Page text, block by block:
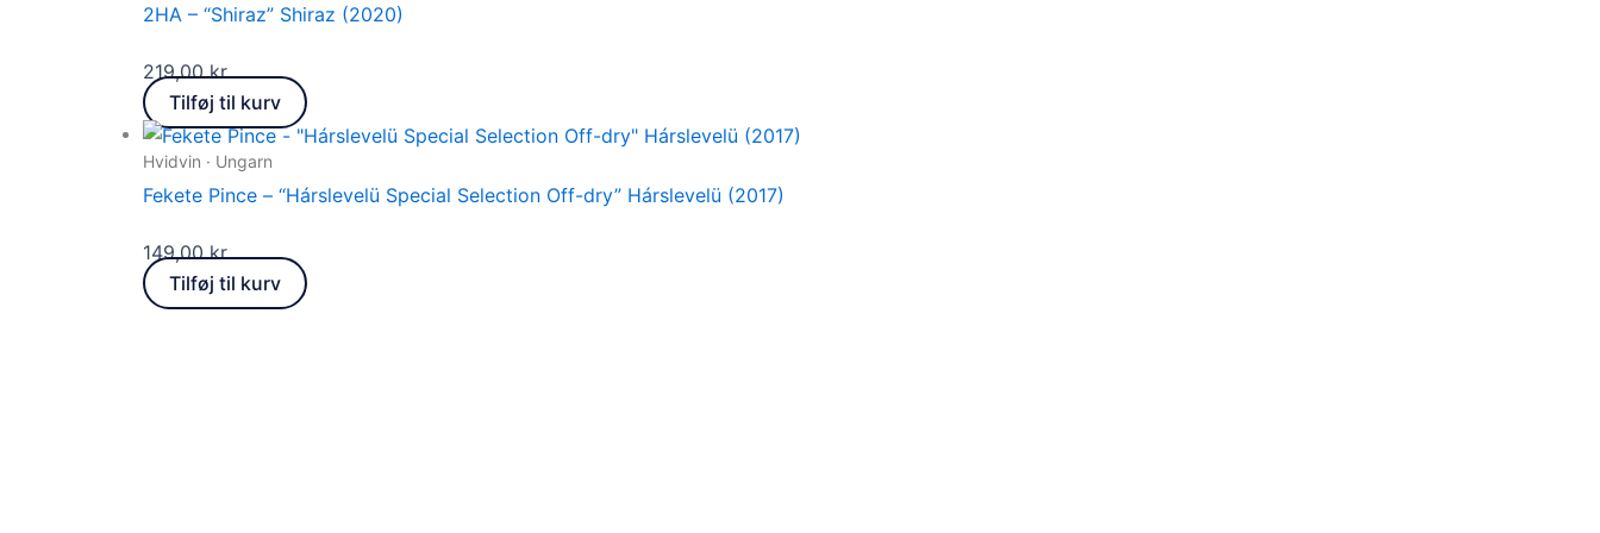
2HA – “Shiraz” Shiraz (2020)
219,00kr.
Tilføj til kurv
Hvidvin · Ungarn
Fekete Pince – “Hárslevelü Special Selection Off-dry” Hárslevelü (2017)
149,00kr.
Tilføj til kurv